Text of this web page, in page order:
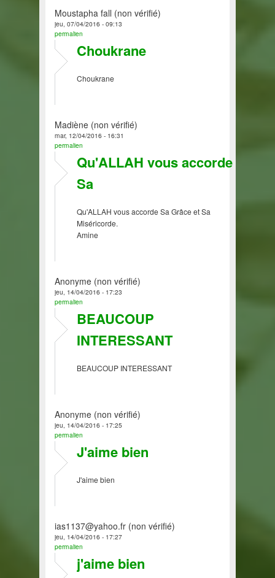
Moustapha fall (non vérifié)
jeu, 07/04/2016 - 09:13
permalien
Choukrane
Choukrane
Madiène (non vérifié)
mar, 12/04/2016 - 16:31
permalien
Qu'ALLAH vous accorde
Sa
Qu'ALLAH vous accorde Sa Grâce et Sa
Miséricorde.
Amine
Anonyme (non vérifié)
jeu, 14/04/2016 - 17:23
permalien
BEAUCOUP
INTERESSANT
BEAUCOUP INTERESSANT
Anonyme (non vérifié)
jeu, 14/04/2016 - 17:25
permalien
J'aime bien
J'aime bien
ias1137@yahoo.fr (non vérifié)
jeu, 14/04/2016 - 17:27
permalien
j'aime bien